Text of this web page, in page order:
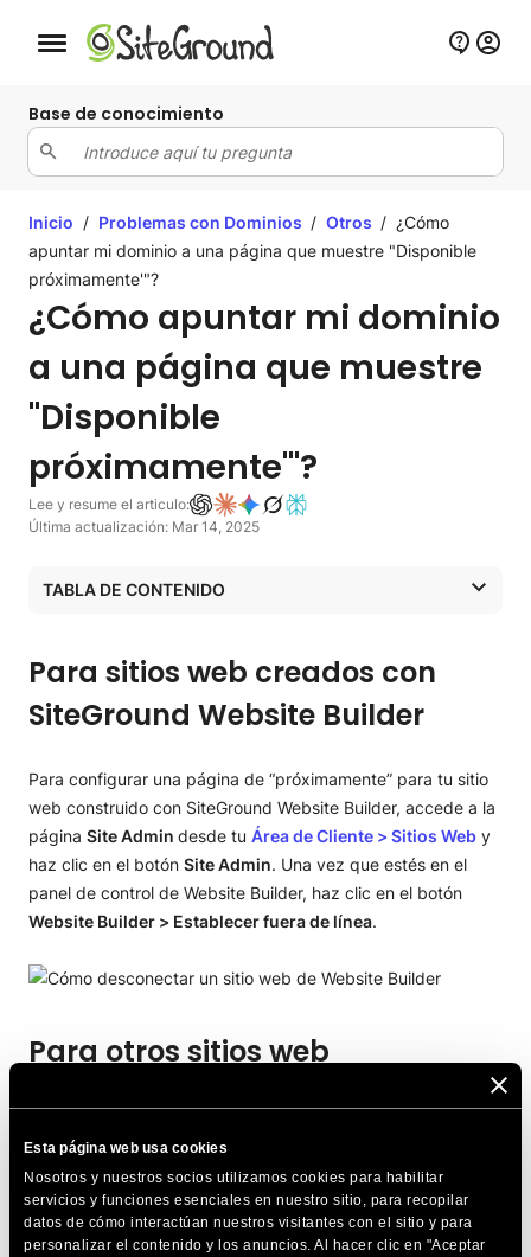
Esta página web usa cookies
Nosotros y nuestros socios utilizamos cookies para habilitar
servicios y funciones esenciales en nuestro sitio, para recopilar
datos de cómo interactúan nuestros visitantes con el sitio y para
personalizar el contenido y los anuncios. Al hacer clic en "Aceptar
Botón de navegación móvil
Base de conocimiento
Inicio / Problemas con Dominios / Otros / ¿Cómo
apuntar mi dominio a una página que muestre "Disponible
próximamente'"?
¿Cómo apuntar mi dominio
a una página que muestre
"Disponible
próximamente'"?
Lee y resume el articulo:
Última actualización: Mar 14, 2025
TABLA DE CONTENIDO
Para sitios web creados con
SiteGround Website Builder
Para configurar una página de “próximamente” para tu sitio
web construido con SiteGround Website Builder, accede a la
página Site Admin desde tu Área de Cliente > Sitios Web y
haz clic en el botón Site Admin. Una vez que estés en el
panel de control de Website Builder, haz clic en el botón
Website Builder > Establecer fuera de línea.
Para otros sitios web
Para apuntar tu nombre de dominio a una pagina de
“Disponible Próximamente”, crea un archivo llamado
index.htmlen el directorio raíz de tu sitio web y añade las
siguientes líneas dentro: